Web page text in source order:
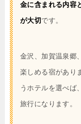
金に含まれる内容
が大切です。
金沢、加賀温泉郷
楽しめる宿があり
うホテルを選べば
旅行になります。